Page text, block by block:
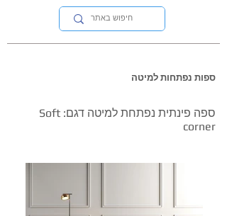
ספות נפתחות למיטה
ספה פינתית נפתחת למיטה דגם: Soft
corner